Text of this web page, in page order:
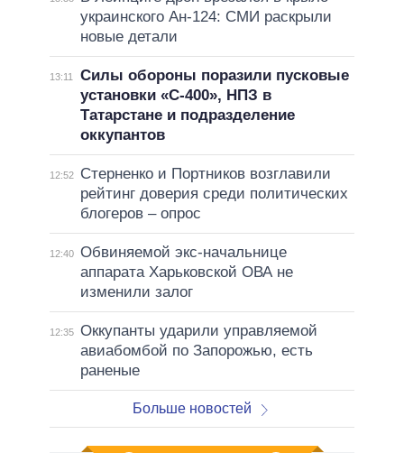
украинского Ан-124: СМИ раскрыли
новые детали
13:11
Силы обороны поразили пусковые
установки «С-400», НПЗ в
Татарстане и подразделение
оккупантов
12:52
Стерненко и Портников возглавили
рейтинг доверия среди политических
блогеров – опрос
12:40 Обвиняемой экс-начальнице
аппарата Харьковской ОВА не
изменили залог
12:35 Оккупанты ударили управляемой
авиабомбой по Запорожью, есть
раненые
Больше новостей